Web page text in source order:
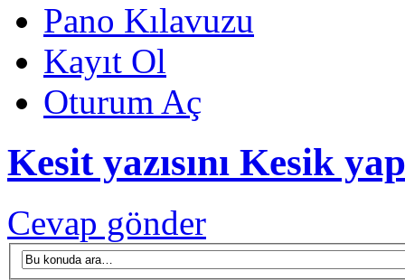
Pano Kılavuzu
Kayıt Ol
Oturum Aç
Kesit yazısını Kesik
Cevap gönder